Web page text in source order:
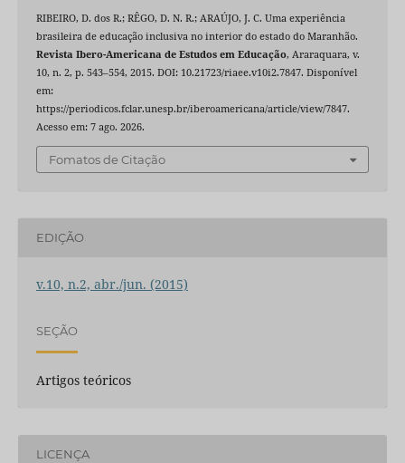
RIBEIRO, D. dos R.; RÊGO, D. N. R.; ARAÚJO, J. C. Uma experiência
brasileira de educação inclusiva no interior do estado do Maranhão.
Revista Ibero-Americana de Estudos em Educação, Araraquara, v.
10, n. 2, p. 543–554, 2015. DOI: 10.21723/riaee.v10i2.7847. Disponível
em:
https://periodicos.fclar.unesp.br/iberoamericana/article/view/7847.
Acesso em: 7 ago. 2026.
Fomatos de Citação
EDIÇÃO
v.10, n.2, abr./jun. (2015)
SEÇÃO
Artigos teóricos
LICENÇA